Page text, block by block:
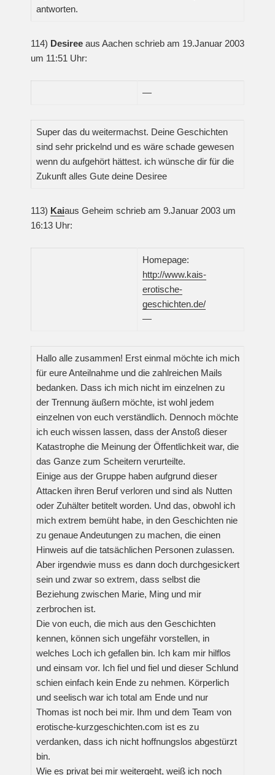
antworten.
114) Desiree aus Aachen schrieb am 19.Januar 2003
um 11:51 Uhr:
—
Super das du weitermachst. Deine Geschichten
sind sehr prickelnd und es wäre schade gewesen
wenn du aufgehört hättest. ich wünsche dir für die
Zukunft alles Gute deine Desiree
113) Kaiaus Geheim schrieb am 9.Januar 2003 um
16:13 Uhr:
Homepage:
http://www.kais-
erotische-
geschichten.de/
—
Hallo alle zusammen! Erst einmal möchte ich mich
für eure Anteilnahme und die zahlreichen Mails
bedanken. Dass ich mich nicht im einzelnen zu
der Trennung äußern möchte, ist wohl jedem
einzelnen von euch verständlich. Dennoch möchte
ich euch wissen lassen, dass der Anstoß dieser
Katastrophe die Meinung der Öffentlichkeit war, die
das Ganze zum Scheitern verurteilte.
Einige aus der Gruppe haben aufgrund dieser
Attacken ihren Beruf verloren und sind als Nutten
oder Zuhälter betitelt worden. Und das, obwohl ich
mich extrem bemüht habe, in den Geschichten nie
zu genaue Andeutungen zu machen, die einen
Hinweis auf die tatsächlichen Personen zulassen.
Aber irgendwie muss es dann doch durchgesickert
sein und zwar so extrem, dass selbst die
Beziehung zwischen Marie, Ming und mir
zerbrochen ist.
Die von euch, die mich aus den Geschichten
kennen, können sich ungefähr vorstellen, in
welches Loch ich gefallen bin. Ich kam mir hilflos
und einsam vor. Ich fiel und fiel und dieser Schlund
schien einfach kein Ende zu nehmen. Körperlich
und seelisch war ich total am Ende und nur
Thomas ist noch bei mir. Ihm und dem Team von
erotische-kurzgeschichten.com ist es zu
verdanken, dass ich nicht hoffnungslos abgestürzt
bin.
Wie es privat bei mir weitergeht, weiß ich noch